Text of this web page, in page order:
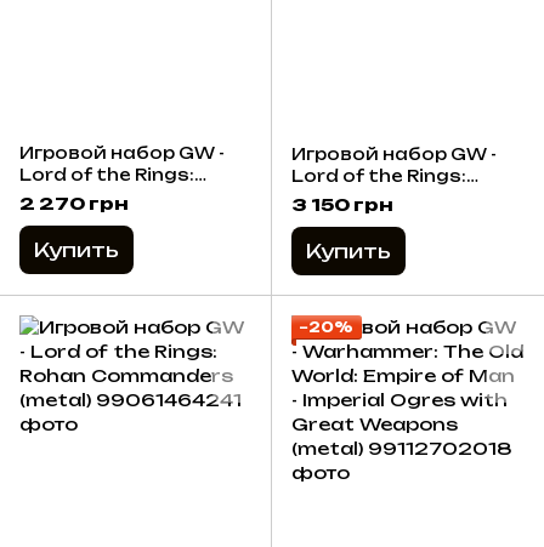
Игровой набор GW -
Lord of the Rings:
Gorbag and Shagrat
2 270 грн
Купить
Игровой набор GW -
Lord of the Rings:
Haldir, Galadhrim
Captain (metal)
3 150 грн
Купить
−20%